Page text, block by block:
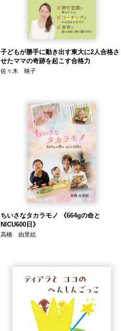
子どもが勝手に動き出す東大に2人合格さ
せたママの奇跡を起こす合格力
佐々木 映子
ちいさなタカラモノ 《664gの命と
NICU600日》
高橋 由里絵